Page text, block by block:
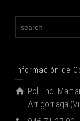
Información de
Pol. Ind.
Arrigorriaga